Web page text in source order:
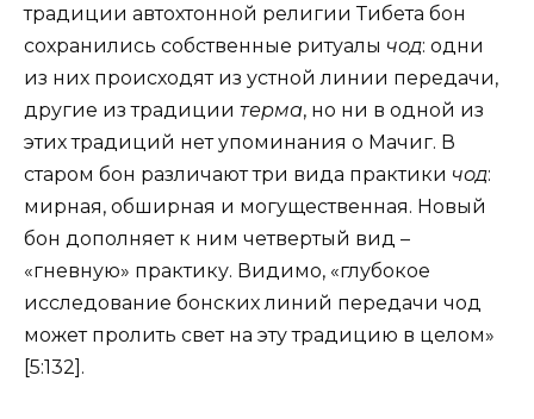
традиции автохтонной религии Тибета бон
сохранились собственные ритуалы чод: одни
из них происходят из устной линии передачи,
другие из традиции терма, но ни в одной из
этих традиций нет упоминания о Мачиг. В
старом бон различают три вида практики чод:
мирная, обширная и могущественная. Новый
бон дополняет к ним четвертый вид –
«гневную» практику. Видимо, «глубокое
исследование бонских линий передачи чод
может пролить свет на эту традицию в целом»
[5:132].